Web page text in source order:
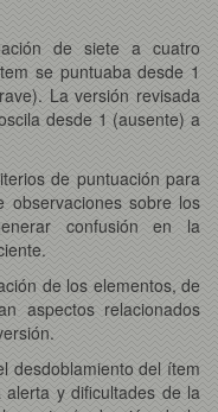
de siete a cuatro
se puntuaba desde 1
La versión revisada
desde 1 (ausente) a
de puntuación para
sobre los
confusión en la
de los elementos, de
aspectos relacionados
desdoblamiento del ítem
y dificultades de la